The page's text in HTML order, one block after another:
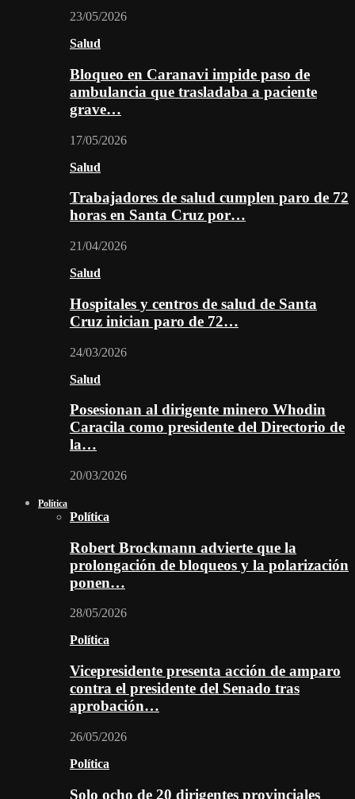
23/05/2026
Salud
Bloqueo en Caranavi impide paso de
ambulancia que trasladaba a paciente
grave…
17/05/2026
Salud
Trabajadores de salud cumplen paro de 72
horas en Santa Cruz por…
21/04/2026
Salud
Hospitales y centros de salud de Santa
Cruz inician paro de 72…
24/03/2026
Salud
Posesionan al dirigente minero Whodin
Caracila como presidente del Directorio de
la…
20/03/2026
Política
Política
Robert Brockmann advierte que la
prolongación de bloqueos y la polarización
ponen…
28/05/2026
Política
Vicepresidente presenta acción de amparo
contra el presidente del Senado tras
aprobación…
26/05/2026
Política
Solo ocho de 20 dirigentes provinciales